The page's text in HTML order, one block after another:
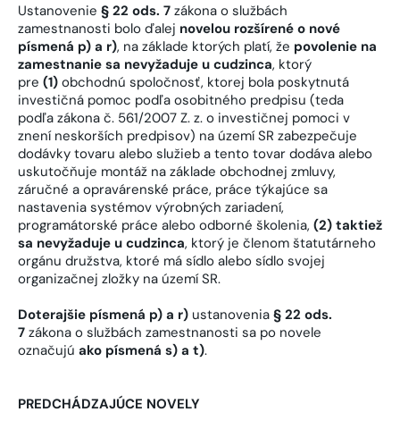
Ustanovenie § 22 ods. 7 zákona o službách
zamestnanosti bolo ďalej novelou rozšírené o nové
písmená p) a r), na základe ktorých platí, že povolenie na
zamestnanie sa nevyžaduje u cudzinca, ktorý
pre (1) obchodnú spoločnosť, ktorej bola poskytnutá
investičná pomoc podľa osobitného predpisu (teda
podľa zákona č. 561/2007 Z. z. o investičnej pomoci v
znení neskorších predpisov) na území SR zabezpečuje
dodávky tovaru alebo služieb a tento tovar dodáva alebo
uskutočňuje montáž na základe obchodnej zmluvy,
záručné a opravárenské práce, práce týkajúce sa
nastavenia systémov výrobných zariadení,
programátorské práce alebo odborné školenia, (2) taktiež
sa nevyžaduje u cudzinca, ktorý je členom štatutárneho
orgánu družstva, ktoré má sídlo alebo sídlo svojej
organizačnej zložky na území SR.
Doterajšie písmená p) a r) ustanovenia § 22 ods.
7 zákona o službách zamestnanosti sa po novele
označujú ako písmená s) a t).
PREDCHÁDZAJÚCE NOVELY